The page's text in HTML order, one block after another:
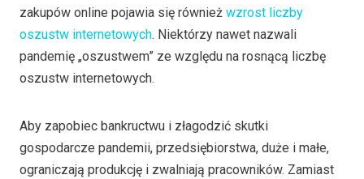
zakupów online pojawia się również wzrost liczby
oszustw internetowych. Niektórzy nawet nazwali
pandemię „oszustwem” ze względu na rosnącą liczbę
oszustw internetowych.
Aby zapobiec bankructwu i złagodzić skutki
gospodarcze pandemii, przedsiębiorstwa, duże i małe,
ograniczają produkcję i zwalniają pracowników. Zamiast